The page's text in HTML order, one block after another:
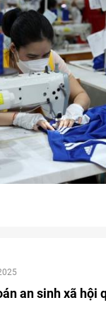
an sinh xã hội